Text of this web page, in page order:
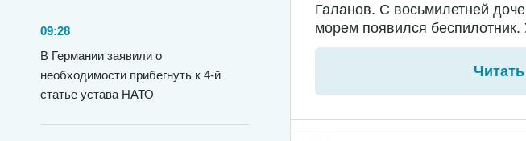
09:28
В Германии заявили о
необходимости прибегнуть к 4-й
статье устава НАТО
Галанов. С восьмилетней
морем появился беспилотник.